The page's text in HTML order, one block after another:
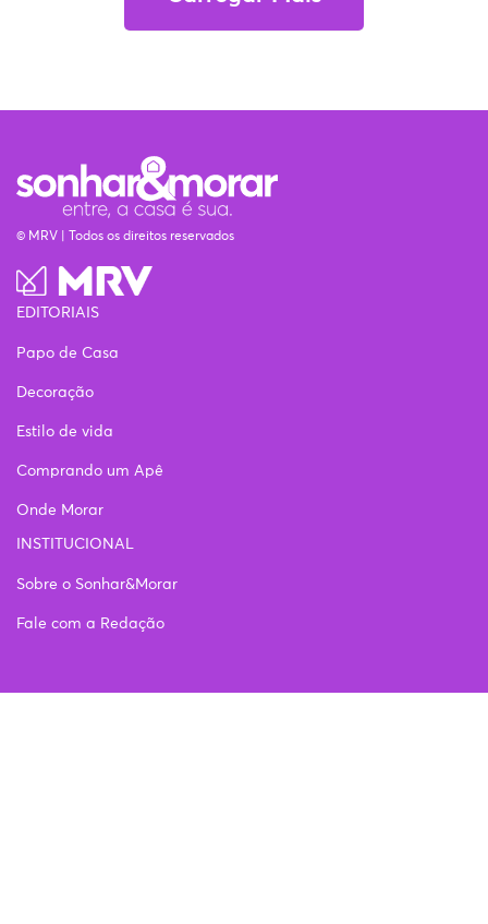
© MRV | Todos os direitos reservados
EDITORIAIS
Papo de Casa
Decoração
Estilo de vida
Comprando um Apê
Onde Morar
INSTITUCIONAL
Sobre o Sonhar&Morar
Fale com a Redação